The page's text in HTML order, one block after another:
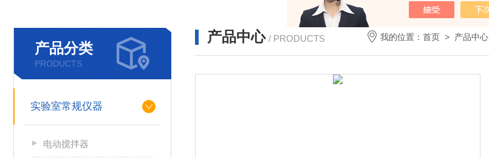
产品分类
PRODUCTS
实验室常规仪器
电动搅拌器
产品中心 / PRODUCTS 我的位置： 首页 > 产品中心